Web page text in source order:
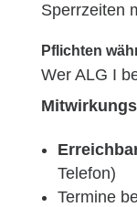
Sperrzeiten
Pflichten
Wer ALG I
Telefon)
Termine